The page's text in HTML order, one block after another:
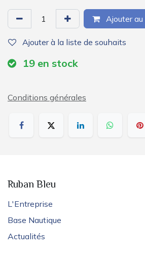
Ajouter
Ajouter à la liste de souhaits
19 en stock
Conditions générales
Ruban Bleu
L'Entreprise
Base Nautique
Actualités